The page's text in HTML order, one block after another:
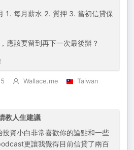
1. 每月薪水 2. 質押 3. 當初信貸保
應該要留到再下一次最後辦？
5 Wallace.me
Taiwan
教人生建議
資小白非常喜歡你的論點和一些
更讓我覺得目前信貸了兩百